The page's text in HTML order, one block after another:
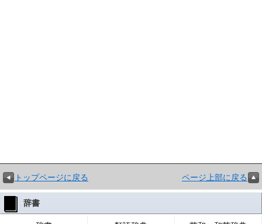
トップページに戻る ページ上部に戻る
辞書